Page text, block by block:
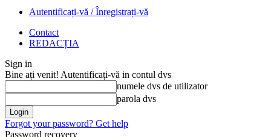
Autentificați-vă / Înregistrați-vă
Contact
REDACȚIA
Sign in
Bine ați venit! Autentificați-vă in contul dvs
numele dvs de utilizator
parola dvs
Forgot your password? Get help
Password recovery